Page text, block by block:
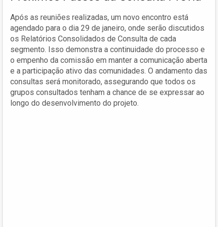
Após as reuniões realizadas, um novo encontro está
agendado para o dia 29 de janeiro, onde serão discutidos
os Relatórios Consolidados de Consulta de cada
segmento. Isso demonstra a continuidade do processo e
o empenho da comissão em manter a comunicação aberta
e a participação ativo das comunidades. O andamento das
consultas será monitorado, assegurando que todos os
grupos consultados tenham a chance de se expressar ao
longo do desenvolvimento do projeto.